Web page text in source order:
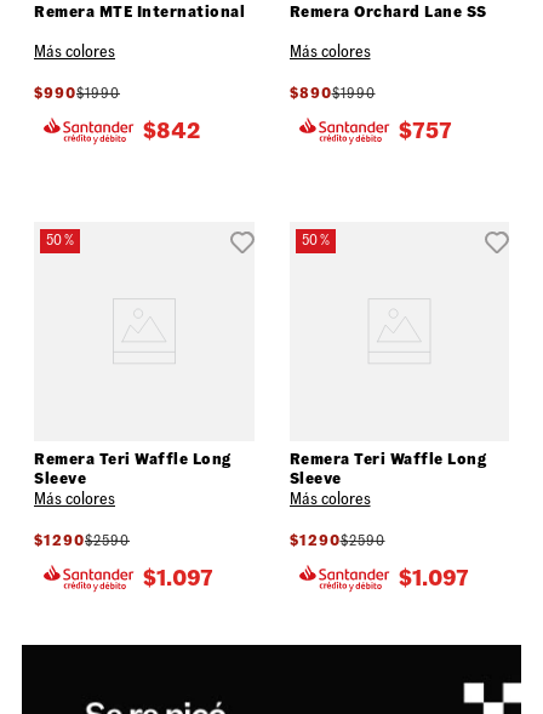
Remera MTE International
Más colores
$990$1990
$842
Remera Orchard Lane SS
Más colores
$890$1990
$757
50 %
Remera Teri Waffle Long
Sleeve
Más colores
$1290$2590
$1.097
50 %
Remera Teri Waffle Long
Sleeve
Más colores
$1290$2590
$1.097